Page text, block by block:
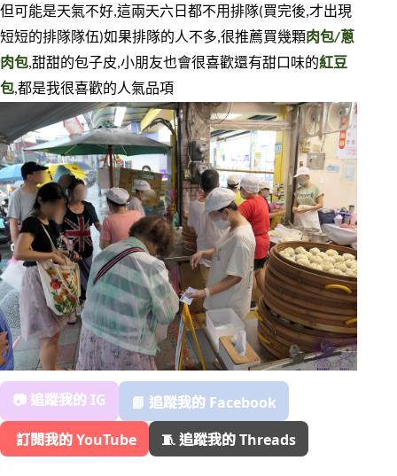
但可能是天氣不好,這兩天六日都不用排隊(買完後,才出現
短短的排隊隊伍)如果排隊的人不多,很推薦買幾顆 肉包/蔥
肉包,甜甜的包子皮,小朋友也會很喜歡還有甜口味的紅豆
包,都是我很喜歡的人氣品項
📷 追蹤我的 IG
📘 追蹤我的 Facebook
️ 訂閱我的 YouTube
🧵 追蹤我的 Threads